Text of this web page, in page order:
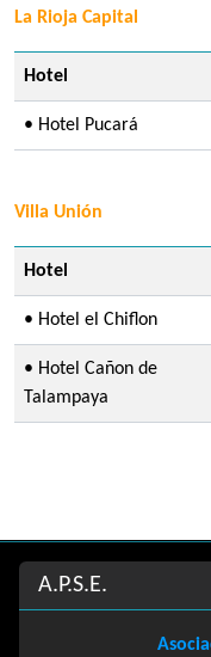
La Rioja Capital
Hotel
• Hotel Pucará
Villa Unión
Hotel
• Hotel el Chiflon
• Hotel Cañon de
Talampaya
Site
A.P.S.E.